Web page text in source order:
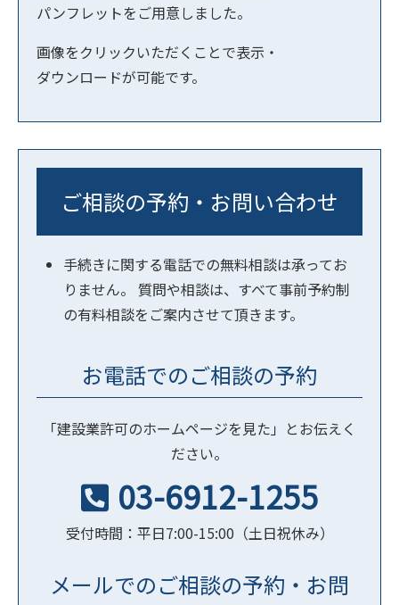
パンフレットをご用意しました。
画像をクリックいただくことで表示・
ダウンロードが可能です。
ご相談の予約・お問い合わせ
手続きに関する電話での無料相談は承ってお
りません。 質問や相談は、すべて事前予約制
の有料相談をご案内させて頂きます。
お電話でのご相談の予約
「建設業許可のホームページを見た」とお伝えく
ださい。
03-6912-1255
受付時間：平日7:00-15:00（土日祝休み）
メールでのご相談の予約・お問